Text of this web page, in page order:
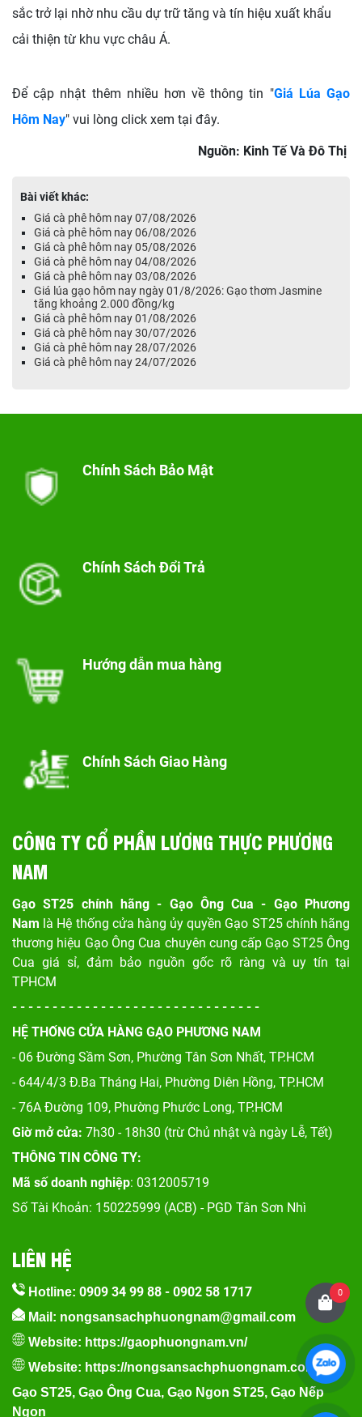
sắc trở lại nhờ nhu cầu dự trữ tăng và tín hiệu xuất khẩu
cải thiện từ khu vực châu Á.
Để cập nhật thêm nhiều hơn về thông tin "Giá Lúa Gạo
Hôm Nay" vui lòng click xem tại đây.
Nguồn: Kinh Tế Và Đô Thị
Bài viết khác:
Giá cà phê hôm nay 07/08/2026
Giá cà phê hôm nay 06/08/2026
Giá cà phê hôm nay 05/08/2026
Giá cà phê hôm nay 04/08/2026
Giá cà phê hôm nay 03/08/2026
Giá lúa gạo hôm nay ngày 01/8/2026: Gạo thơm Jasmine
tăng khoảng 2.000 đồng/kg
Giá cà phê hôm nay 01/08/2026
Giá cà phê hôm nay 30/07/2026
Giá cà phê hôm nay 28/07/2026
Giá cà phê hôm nay 24/07/2026
Chính Sách Bảo Mật
Chính Sách Đổi Trả
Hướng dẫn mua hàng
Chính Sách Giao Hàng
CÔNG TY CỔ PHẦN LƯƠNG THỰC PHƯƠNG
NAM
Gạo ST25 chính hãng - Gạo Ông Cua - Gạo Phương
Nam là Hệ thống cửa hàng ủy quyền Gạo ST25 chính hãng
thương hiệu Gạo Ông Cua chuyên cung cấp Gạo ST25 Ông
Cua giá sỉ, đảm bảo nguồn gốc rõ ràng và uy tín tại
TPHCM
- - - - - - - - - - - - - - - - - - - - - - - - - - - - - - -
HỆ THỐNG CỬA HÀNG GẠO PHƯƠNG NAM
- 06 Đường Sầm Sơn, Phường Tân Sơn Nhất, TP.HCM
- 644/4/3 Đ.Ba Tháng Hai, Phường Diên Hồng, TP.HCM
- 76A Đường 109, Phường Phước Long, TP.HCM
Giờ mở cửa: 7h30 - 18h30 (trừ Chủ nhật và ngày Lễ, Tết)
THÔNG TIN CÔNG TY:
Mã số doanh nghiệp: 0312005719
Số Tài Khoản: 150225999 (ACB) - PGD Tân Sơn Nhì
LIÊN HỆ
Hotline: 0909 34 99 88 - 0902 58 1717
Mail: nongsansachphuongnam@gmail.com
Website: https://gaophuongnam.vn/
Website: https://nongsansachphuongnam.com
Gạo ST25, Gạo Ông Cua, Gạo Ngon ST25, Gạo Nếp
Ngon
0